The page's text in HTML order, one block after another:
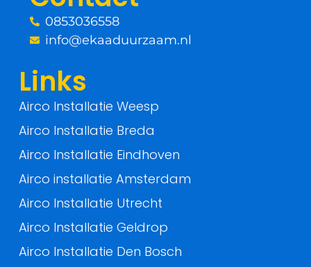
k
-
0853036558
info@ekaaduurzaam.nl
Links
Airco Installatie Weesp
Airco Installatie Breda
Airco Installatie Eindhoven
Airco installatie Amsterdam
Airco Installatie Utrecht
Airco Installatie Geldrop
Airco Installatie Den Bosch